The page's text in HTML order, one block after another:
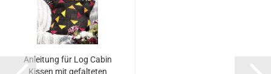
Anleitung für Log Cabin
Kissen mit gefalteten